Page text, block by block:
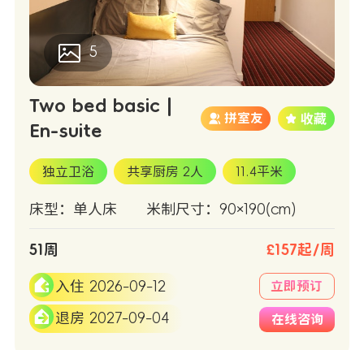
5
Two bed basic |
En-suite
拼室友
独立卫浴 共享厨房 2人 11.4平米
床型：单人床 米制尺寸：90×190(cm)
51周 £157起/周
入住 2026-09-12
退房 2027-09-04
立即预订
在线咨询